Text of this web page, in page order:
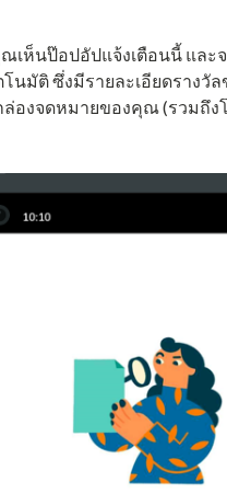
เห็นป๊อปอัปแจ้งเตือนนี้ แล
มัติ ซึ่งมีรายละเอียดรางวั
องจดหมายของคุณ (รวมถึง